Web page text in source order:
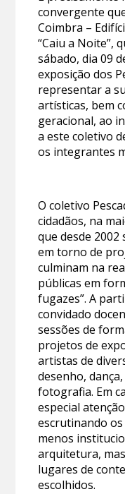
convergente
Coimbra –
“Caiu a Noite”,
sábado, dia 09
exposição dos
representar a
artísticas, bem
geracional, ao
a este coletivo
os integrantes
O coletivo
cidadãos, na
que desde
em torno de
culminam na
públicas em
fugazes”. A
convidado
sessões de
projetos de
artistas de
desenho,
fotografia. Em
especial
escrutinando
menos
arquitetura,
lugares de
escolhidos.